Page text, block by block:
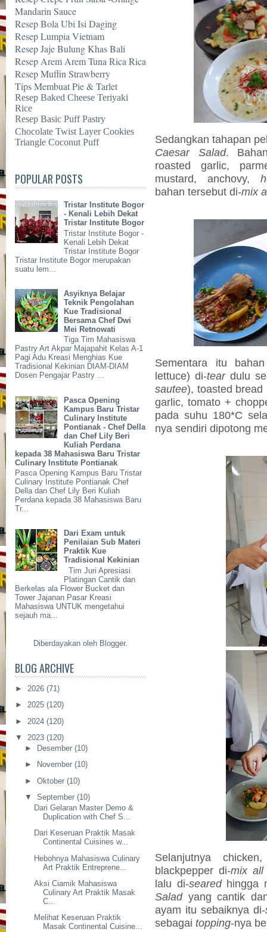
Mandarin Sauce
Resep Bola Ubi Isi Daging
Resep Lumpia Vietnam
Resep Jaje Bulung Khas Bali
Resep Arem Arem Tuna Rica Rica
Resep Muffin Strawberry
Tips Membuat Pie & Tarlet
Resep Baked Cheese Teriyaki
Rice
Resep Basic Puff Pastry
Chocolate Twist Layer Cookies
Triangle Coconut Puff
POPULAR POSTS
Tristar Institute Bogor
- Kenali Lebih Dekat
Tristar Institute Bogor
Tristar Institute Bogor -
Kenali Lebih Dekat
Tristar Institute Bogor
Tristar Institute Bogor merupakan
suatu lem...
Asyiknya Belajar
Teknik Pengolahan
Kue Tradisional
Bersama Chef Dwi
Mei Retnowati
Tiga Tim Mahasiswa
Pastry Art Akpar Majapahit Kelas A-1
Pagi Adu Kreasi Menghias Kue
Tradisional Kekinian DIAM-DIAM
Dosen Pengajar Pastry ...
Pasca Opening
Kampus Baru Tristar
Culinary Institute
Pontianak - Chef Della
dan Chef Lily Beri
Kuliah Perdana
kepada 38 Mahasiswa Baru Tristar
Culinary Institute Pontianak
Pasca Opening Kampus Baru Tristar
Culinary Institute Pontianak Chef
Della dan Chef Lily Beri Kuliah
Perdana kepada 38 Mahasiswa Baru
Tr...
Dari Exam untuk
Penilaian Sub Materi
Praktik Kue
Tradisional Kekinian
Tim Juri Apresiasi
Platingan Cantik dan
Berkelas ala Flower Bucket dan
Tower Jajanan Pasar Kreasi
Mahasiswa UNTUK mengetahui
sejauh ma...
Diberdayakan oleh Blogger.
BLOG ARCHIVE
► 2026 (71)
► 2025 (120)
► 2024 (120)
▼ 2023 (120)
►
Desember (10)
►
November (10)
► Oktober (10)
▼ September (10)
Dari Gelaran Master Demo &
Duplication with Chef S...
Dari Keseruan Praktik Masak
Continental Cuisines w...
Hebohnya Mahasiswa Culinary
Art Praktik Entreprene...
Aksi Ciamik Mahasiswa
Culinary Art Praktik Masak
C...
Melihat Keseruan Praktik
Masak Continental Cuisine...
Sedangkan tahapan
Caesar Salad.
roasted garlic,
mustard, anchovy,
bahan tersebut di-mix
Sementara itu
lettuce) di-tear dulu
sautee), toasted bread
garlic, tomato +
pada suhu 180*C
nya sendiri dipotong
Selanjutnya
blackpepper di-mix all
lalu di-searedhingga
Saladyang cantik
ayam itu sebaiknya di-
sebagai topping-nya